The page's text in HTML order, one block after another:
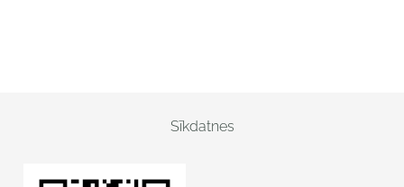
Sīkdatnes